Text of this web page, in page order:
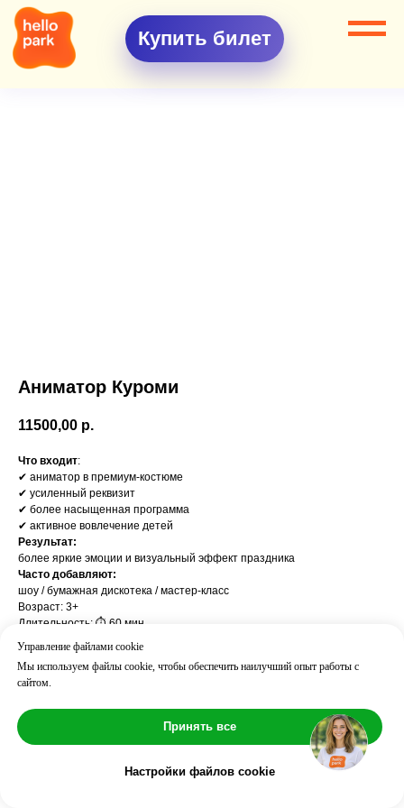
Купить билет
Аниматор Куроми
11500,00 р.
Что входит:
✔ аниматор в премиум-костюме
✔ усиленный реквизит
✔ более насыщенная программа
✔ активное вовлечение детей
Результат:
более яркие эмоции и визуальный эффект праздника
Часто добавляют:
шоу / бумажная дискотека / мастер-класс
Возраст: 3+
Длительность: ⏱ 60 мин
Количество детей: до 10
Управление файлами cookie
Мы используем файлы cookie, чтобы обеспечить наилучший опыт работы с
сайтом.
Принять все
Настройки файлов cookie